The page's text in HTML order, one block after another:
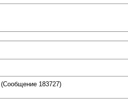
(Сообщение 183727)